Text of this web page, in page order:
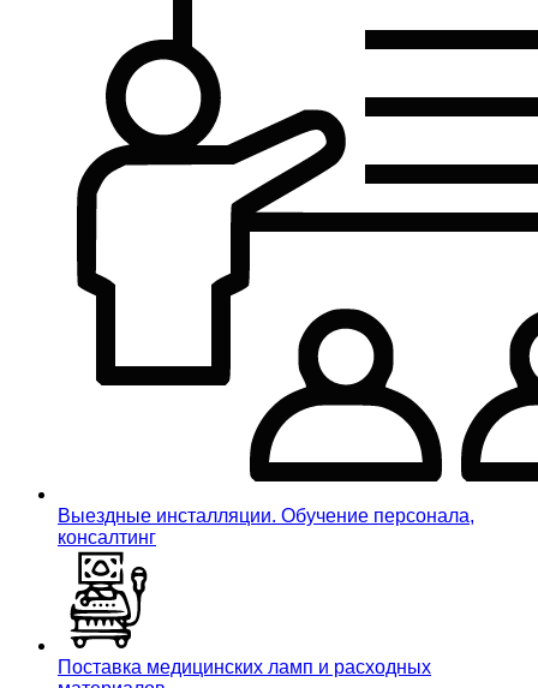
Выездные инсталляции. Обучение персонала,
консалтинг
Поставка медицинских ламп и расходных